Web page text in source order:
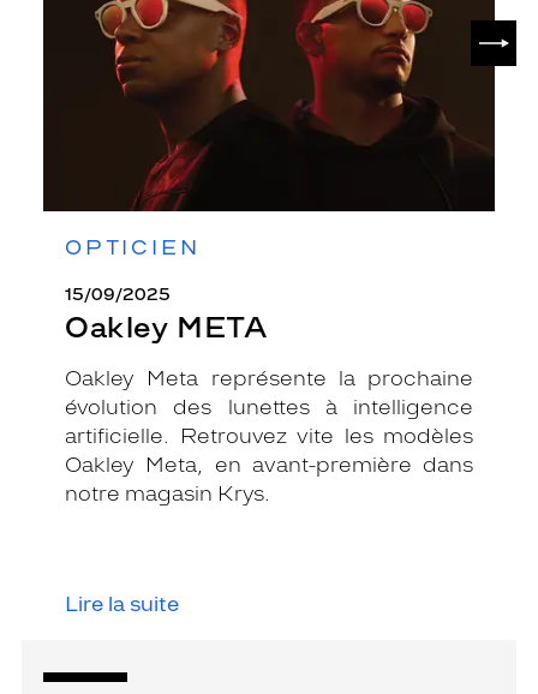
OPTICIEN
15/09/2025
Oakley META
Oakley Meta représente la prochaine
évolution des lunettes à intelligence
artificielle. Retrouvez vite les modèles
Oakley Meta, en avant-première dans
notre magasin Krys.
Lire la suite